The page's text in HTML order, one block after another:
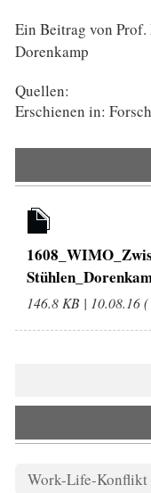
Ein Beitrag von Prof.
Dorenkamp
Quellen:
Erschienen in:
146.8 KB | 10.08.16
Work-Life-Konflikt